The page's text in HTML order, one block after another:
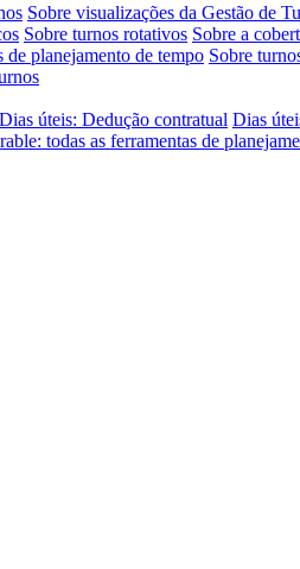
Sobre visualizações da Gestão de
Sobre turnos rotativos Sobre a
de planejamento de tempo Sobre
Dias úteis: Dedução contratual Dias
todas as ferramentas de